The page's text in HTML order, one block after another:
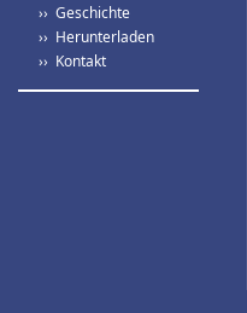
›› Geschichte
›› Herunterladen
›› Kontakt